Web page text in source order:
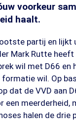
voorkeur
haalt.
partij en lijkt
Mark Rutte heeft
wil met D66 en
wil. Op
dat de VVD aan
een meerderheid,
halen de drie